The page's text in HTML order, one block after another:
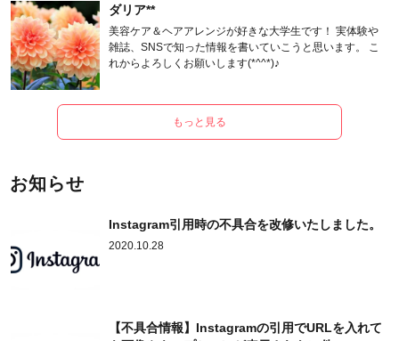
ダリア**
美容ケア＆ヘアアレンジが好きな大学生です！ 実体験や
雑誌、SNSで知った情報を書いていこうと思います。 こ
れからよろしくお願いします(*^^*)♪
もっと見る
お知らせ
Instagram引用時の不具合を改修いたしました。
2020.10.28
【不具合情報】Instagramの引用でURLを入れて